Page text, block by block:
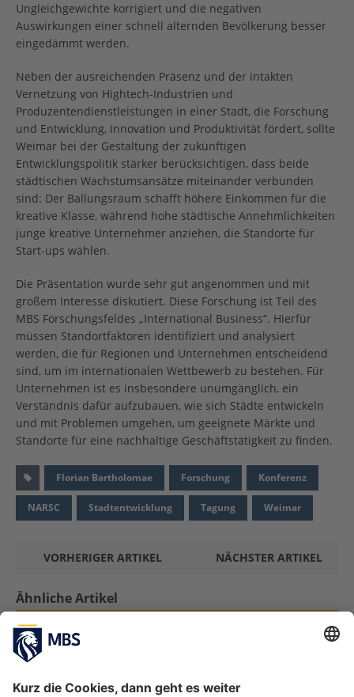
Ungleichgewichte korrigiert und die negativen
Auswirkungen einer schnell alternden Bevölkerung besser
eingedämmt werden.
Neben der ausreichenden Präsenz und der intakten
Vernetzung von Hightech-Industrien und
Produzentendienstleistungen in einer Stadt, die Forschung
und Entwicklung, Innovation und Produktivität fördert, sollte
Weimar bei der Gestaltung der zukünftigen
Entwicklungspolitik stärker berücksichtigen, dass beide
städtischen Wachstumsansätze miteinander verbunden
sind: Der Ballungsraum schafft höhere Einkommen für die
kreative Klasse, während hohe städtische Annehmlichkeiten
junge kreative Unternehmer anziehen, die Standorte für
Start-ups wählen.
Die Präsentation wurde sehr gut angenommen und mit
großem Interesse diskutiert. Diese Forschung ist Teil des
MBS Forschungsfeldes „International Business“. Hierfür
müssen Standortfaktoren identifiziert und analysiert
werden, die für Regionen und Unternehmen entscheidend
sind, um im internationalen Wettbewerb zu bestehen. Für
Unternehmen ist es insbesondere unumgänglich, ein
Verständnis dafür aufzubauen, wie sich Städte entwickeln
und mit Problemen umgehen, um geeignete Märkte und
Standorte für eine nachhaltige Geschäftstätigkeit zu finden.
Florian Bartholomae Forschung Konferenz
NARSC Stadtentwicklung Tagung Weimar
VORHERIGER ARTIKEL NÄCHSTER ARTIKEL
Ähnliche Artikel
3 Fragen an … Leadership aus Forschungs-,